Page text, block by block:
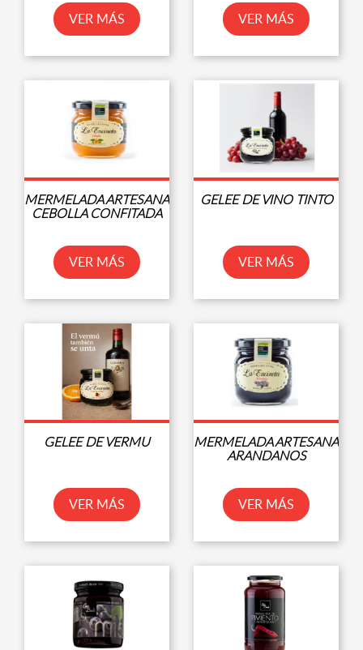
VER MÁS VER MÁS
MERMELADA ARTESANA
CEBOLLA CONFITADA
VER MÁS
GELEE DE VINO TINTO
VER MÁS
GELEE DE VERMU
VER MÁS
MERMELADA ARTESANA
ARANDANOS
VER MÁS